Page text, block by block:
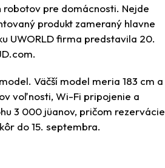
robotov pre domácnosti. Nejde
produkt zameraný hlavne
UWORLD firma predstavila 20.
Väčší model meria 183 cm a
voľnosti, Wi-Fi pripojenie a
3 000 jüanov, pričom rezervácie
do 15. septembra.